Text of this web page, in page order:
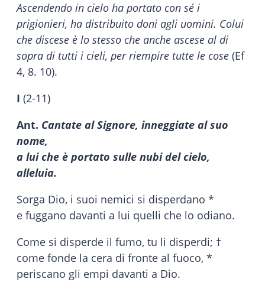
Ascendendo in cielo ha portato con sé i
prigionieri, ha distribuito doni agli uomini. Colui
che discese è lo stesso che anche ascese al di
sopra di tutti i cieli, per riempire tutte le cose (Ef
4, 8. 10).
I (2-11)
Ant. Cantate al Signore, inneggiate al suo
nome,
a lui che è portato sulle nubi del cielo,
alleluia.
Sorga Dio, i suoi nemici si disperdano *
e fuggano davanti a lui quelli che lo odiano.
Come si disperde il fumo, tu li disperdi; †
come fonde la cera di fronte al fuoco, *
periscano gli empi davanti a Dio.